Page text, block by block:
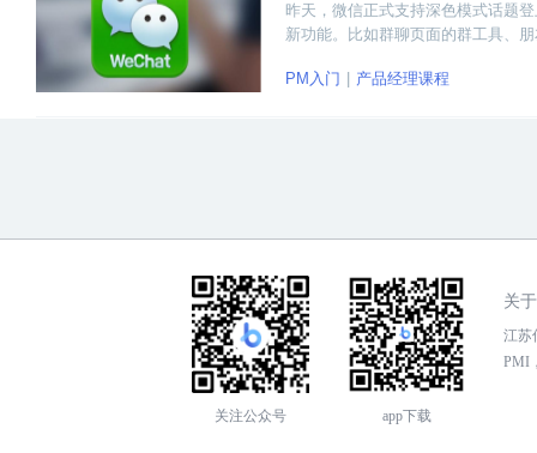
昨天，微信正式支持深色模式话题
新功能。比如群聊页面的群工具、
PM入门
产品经理课程
关注公众号 app下载
关
江苏
PMI